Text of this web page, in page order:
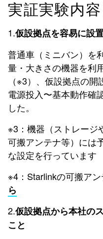
実証実験内
1.仮設拠点を容易に設
普通車（ミニバン）を
量・大きさの機器を利
（※3）、仮設拠点の
電源投入〜基本動作確
した。
※3：機器（ストレージ
可搬アンテナ等）には
な設定を行っています
※4：Starlinkの可搬ア
ら
2.仮設拠点から本社の
こと